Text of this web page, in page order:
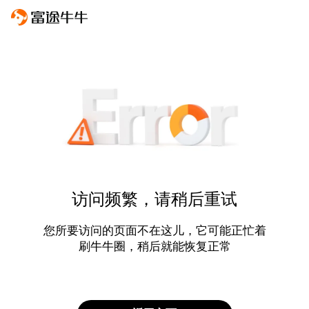
访问频繁，请稍后重试
您所要访问的页面不在这儿，它可能正忙着
刷牛牛圈，稍后就能恢复正常